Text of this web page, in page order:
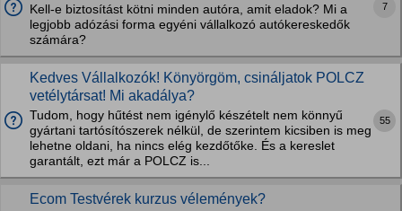
Kell-e biztosítást kötni minden autóra, amit eladok? Mi a
legjobb adózási forma egyéni vállalkozó autókereskedők
számára?
7
Kedves Vállalkozók! Könyörgöm, csináljatok POLCZ
vetélytársat! Mi akadálya?
Tudom, hogy hűtést nem igénylő készételt nem könnyű
gyártani tartósítószerek nélkül, de szerintem kicsiben is meg
lehetne oldani, ha nincs elég kezdőtőke. És a kereslet
garantált, ezt már a POLCZ is...
55
Ecom Testvérek kurzus vélemények?